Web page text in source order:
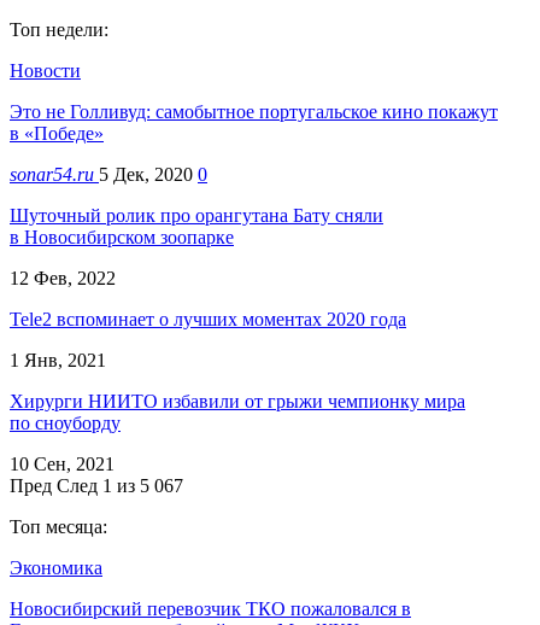
Топ недели:
Новости
Это не Голливуд: самобытное португальское кино покажут
в «Победе»
sonar54.ru 5 Дек, 2020 0
Шуточный ролик про орангутана Бату сняли
в Новосибирском зоопарке
12 Фев, 2022
Tele2 вспоминает о лучших моментах 2020 года
1 Янв, 2021
Хирурги НИИТО избавили от грыжи чемпионку мира
по сноуборду
10 Сен, 2021
Пред След 1 из 5 067
Топ месяца:
Экономика
Новосибирский перевозчик ТКО пожаловался в